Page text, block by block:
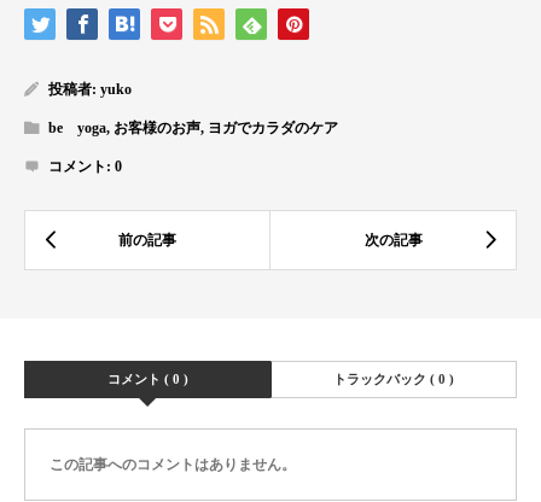
投稿者: yuko
be yoga, お客様のお声, ヨガでカラダのケア
コメント: 0
コメント ( 0 ) トラックバック ( 0 )
この記事へのコメントはありません。